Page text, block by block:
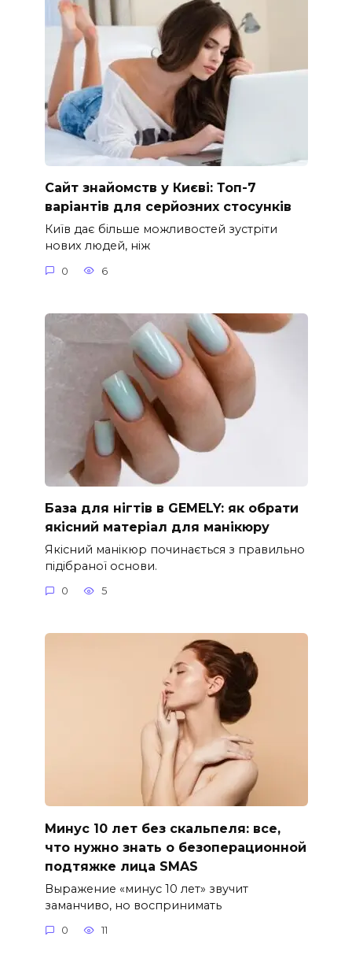
Сайт знайомств у Києві: Топ-7
варіантів для серйозних стосунків
Київ дає більше можливостей зустріти
нових людей, ніж
0 6
База для нігтів в GEMELY: як обрати
якісний матеріал для манікюру
Якісний манікюр починається з правильно
підібраної основи.
0 5
Минус 10 лет без скальпеля: все,
что нужно знать о безоперационной
подтяжке лица SMAS
Выражение «минус 10 лет» звучит
заманчиво, но воспринимать
0 11